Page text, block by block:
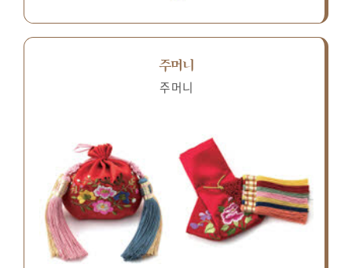
주머니
주머니